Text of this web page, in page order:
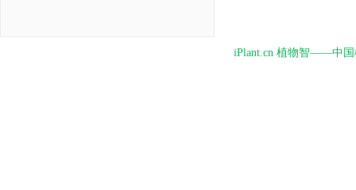
iPlant.cn 植物智——中国